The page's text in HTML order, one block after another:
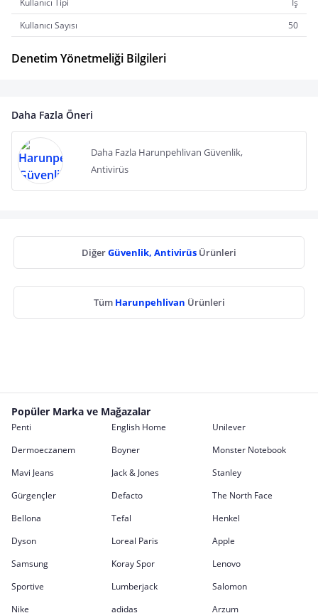
Kullanıcı Tipi
İş
Kullanıcı Sayısı
50
Denetim Yönetmeliği Bilgileri
Daha Fazla Öneri
Daha Fazla Harunpehlivan Güvenlik,
Antivirüs
DiğerGüvenlik, Antivirüs Ürünleri
Tüm Harunpehlivan Ürünleri
Popüler Marka ve Mağazalar
Penti English Home
Unilever
Dermoeczanem
Boyner
Monster Notebook
Mavi Jeans
Jack & Jones
Stanley
Gürgençler
Defacto
The North Face
Bellona
Tefal
Henkel
Dyson
Loreal Paris
Apple
Samsung
Koray Spor
Lenovo
Sportive
Lumberjack
Salomon
Nike
adidas Arzum